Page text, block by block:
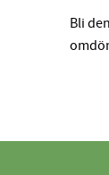
Bli